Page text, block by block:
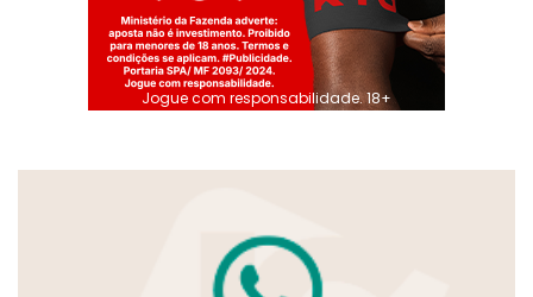
Jogue com responsabilidade. 18+